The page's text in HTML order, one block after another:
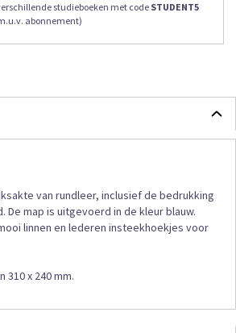
studieboeken met code STUDENT5
abonnement)
van rundleer, inclusief de bedrukking
De map is uitgevoerd in de kleur blauw.
linnen en lederen insteekhoekjes voor
x 240 mm.